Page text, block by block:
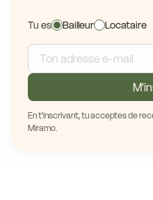
Tu es Bailleur Locataire
En t'inscrivant, tu acceptes de
Miramo.